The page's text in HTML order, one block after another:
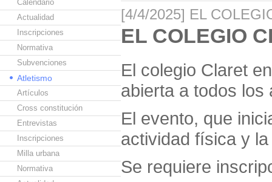
Calendario
Actualidad
Inscripciones
Normativa
Subvenciones
Atletismo
Artículos
Cross constitución
Entrevistas
Inscripciones
Milla urbana
Normativa
[4/4/2025] EL
EL COLEGIO
El colegio Claret
abierta a todos los
El evento, que
actividad física y
Se requiere